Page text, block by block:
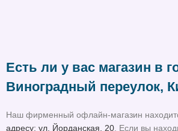
Есть ли у вас магазин в
Виноградный переулок,
Наш фирменный офлайн-магазин
адресу: ул. Йорданская, 20. Если вы